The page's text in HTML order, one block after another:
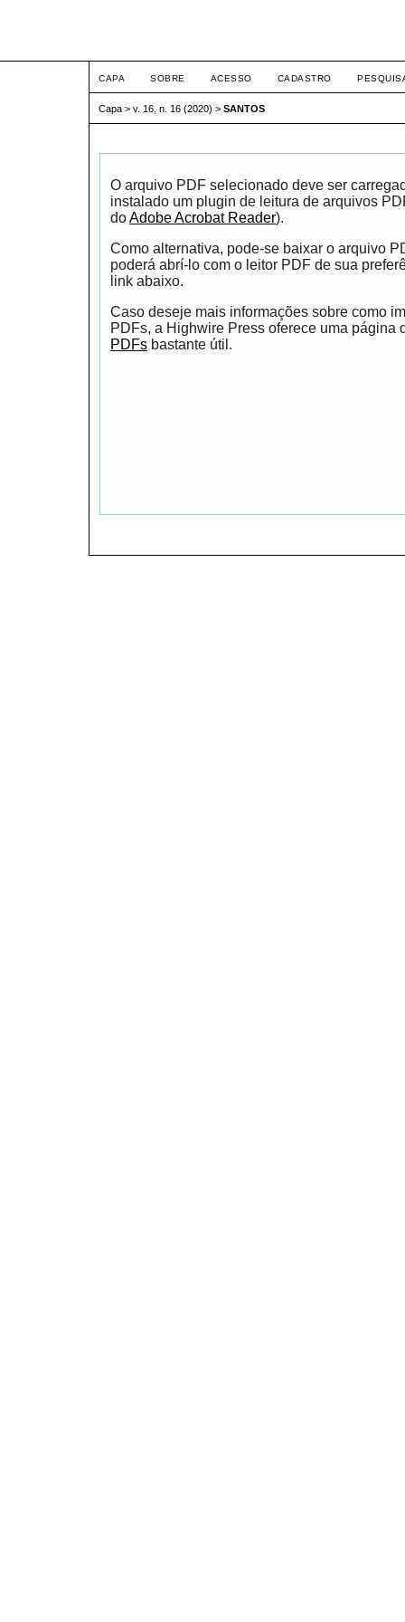
CAPA SOBRE ACESSO CADASTRO
Capa > v. 16, n. 16 (2020) > SANTOS
O arquivo PDF selecionado deve ser
instalado um plugin de leitura de arquivos
doAdobe Acrobat Reader).
Como alternativa, pode-se baixar o arquivo
poderá abrí-lo com o leitor PDF de sua
link abaixo.
Caso deseje mais informações sobre como
PDFs, a Highwire Press oferece uma página
PDFs bastante útil.